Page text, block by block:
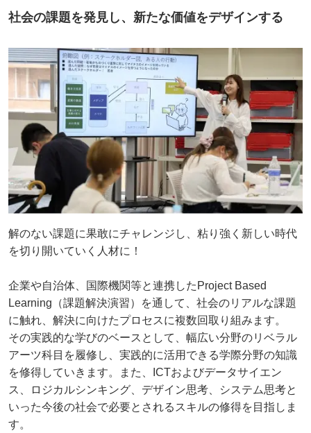
社会の課題を発見し、新たな価値をデザインする
解のない課題に果敢にチャレンジし、粘り強く新しい時代
を切り開いていく人材に！
企業や自治体、国際機関等と連携したProject Based
Learning（課題解決演習）を通して、社会のリアルな課題
に触れ、解決に向けたプロセスに複数回取り組みます。
その実践的な学びのベースとして、幅広い分野のリベラル
アーツ科目を履修し、実践的に活用できる学際分野の知識
を修得していきます。また、ICTおよびデータサイエン
ス、ロジカルシンキング、デザイン思考、システム思考と
いった今後の社会で必要とされるスキルの修得を目指しま
す。